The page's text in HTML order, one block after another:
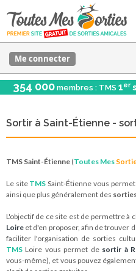
Me connecter
354 000 membres : TMS 1er
Sortir à Saint-Étienne -
TMS Saint-Étienne (Toutes Mes
Le site TMS Saint-Étienne vous
ainsi que plus généralement des
L'objectif de ce site est de permettre à
Loire et d'en proposer, afin de trouver
faciliter l'organisation de sorties
TMS Loire vous permet de sortir à
vous-même), et vous pouvez